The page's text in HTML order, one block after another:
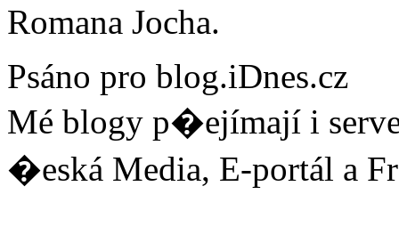
Romana Jocha.
Psáno pro blog.iDnes.cz
Mé blogy p�ejímají i
�eská Media, E-portál a